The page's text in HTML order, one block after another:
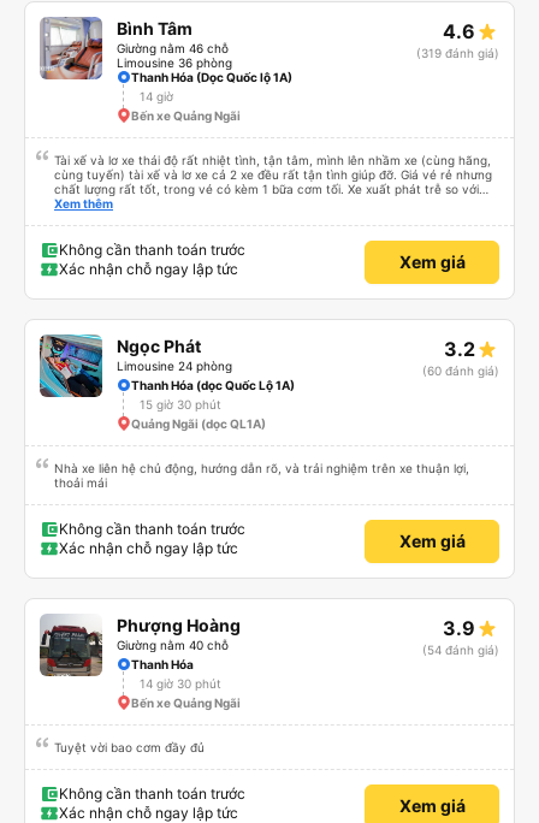
Bình Tâm
Giường nằm 46 chỗ
Limousine 36 phòng
4.6
(319 đánh giá)
Thanh Hóa (Dọc Quốc lộ 1A)
14 giờ
Bến xe Quảng Ngãi
Tài xế và lơ xe thái độ rất nhiệt tình, tận tâm, mình lên nhầm xe (cùng hãng,
cùng tuyến) tài xế và lơ xe cả 2 xe đều rất tận tình giúp đỡ. Giá vé rẻ nhưng
chất lượng rất tốt, trong vé có kèm 1 bữa cơm tối. Xe xuất phát trễ so với
trên app 45p, nhưng do bão nên trời mưa rất to, có thể thông cảm được.
Xem thêm
Không cần thanh toán trước
Xác nhận chỗ ngay lập tức
Xem giá
Ngọc Phát
Limousine 24 phòng
3.2
(60 đánh giá)
Thanh Hóa (dọc Quốc Lộ 1A)
15 giờ 30 phút
Quảng Ngãi (dọc QL1A)
Nhà xe liên hệ chủ động, hướng dẫn rõ, và trải nghiệm trên xe thuận lợi,
thoải mái
Không cần thanh toán trước
Xác nhận chỗ ngay lập tức
Xem giá
Phượng Hoàng
Giường nằm 40 chỗ
3.9
(54 đánh giá)
Thanh Hóa
14 giờ 30 phút
Bến xe Quảng Ngãi
Tuyệt vời bao cơm đầy đủ
Không cần thanh toán trước
Xác nhận chỗ ngay lập tức
Xem giá